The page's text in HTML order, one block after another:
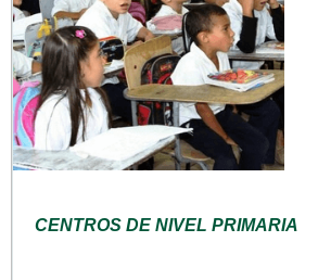
CENTROS DE NIVEL PRIMARIA